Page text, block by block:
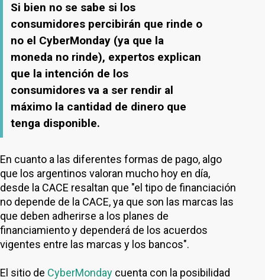
Si bien no se sabe si los
consumidores percibirán que rinde o
no el CyberMonday (ya que la
moneda no rinde), expertos explican
que la intención de los
consumidores va a ser rendir al
máximo la cantidad de dinero que
tenga disponible.
En cuanto a las diferentes formas de pago, algo
que los argentinos valoran mucho hoy en día,
desde la CACE resaltan que "el tipo de financiación
no depende de la CACE, ya que son las marcas las
que deben adherirse a los planes de
financiamiento y dependerá de los acuerdos
vigentes entre las marcas y los bancos".
El sitio de CyberMonday cuenta con la posibilidad